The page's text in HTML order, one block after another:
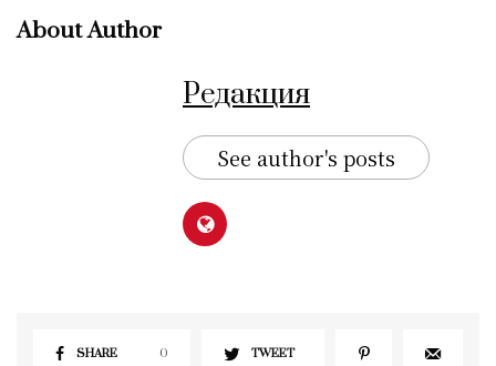
About Author
Редакция
See author's posts
SHARE 0 TWEET